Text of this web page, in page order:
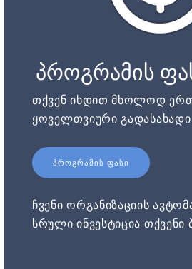
პროგრამის
თქვენ იხდით მხოლოდ
ყოველთვიური
ᲞᲠᲝᲒᲠᲐᲛᲘᲡ ᲤᲐᲡᲘ
ჩვენი ორგანიზაციის
სრული ინვესტიცია თქვენი